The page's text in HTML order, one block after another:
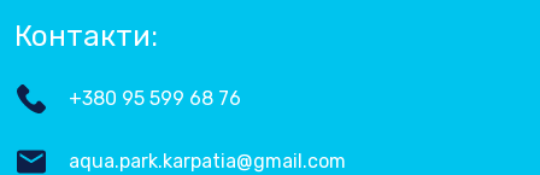
Контакти:
+380 95 599 68 76
aqua.park.karpatia@gmail.com